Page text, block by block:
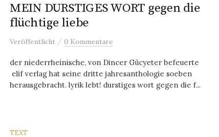
MEIN DURSTIGES WORT gegen die
flüchtige liebe
Veröffentlicht / 0 Kommentare
der niederrheinische, von Dincer Gücyeter befeuerte
elif verlag hat seine dritte jahresanthologie soeben
herausgebracht. lyrik lebt! durstiges wort gegen die f...
TEXT